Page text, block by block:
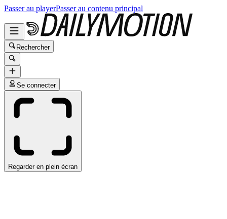
Passer au playerPasser au contenu principal
Rechercher
Se connecter
Regarder en plein écran